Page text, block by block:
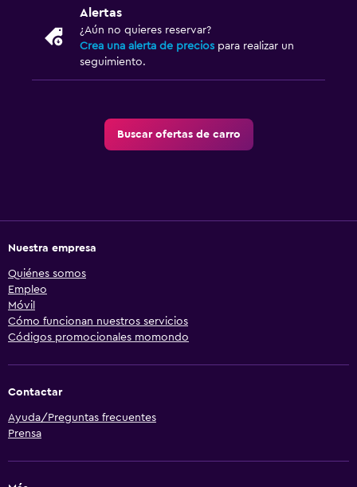
Alertas
¿Aún no quieres reservar?
Crea una alerta de precios para realizar un
seguimiento.
Buscar ofertas de carro
Nuestra empresa
Quiénes somos
Empleo
Móvil
Cómo funcionan nuestros servicios
Códigos promocionales momondo
Contactar
Ayuda/Preguntas frecuentes
Prensa